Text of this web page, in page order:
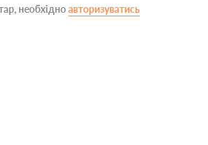
необхідноавторизуватись